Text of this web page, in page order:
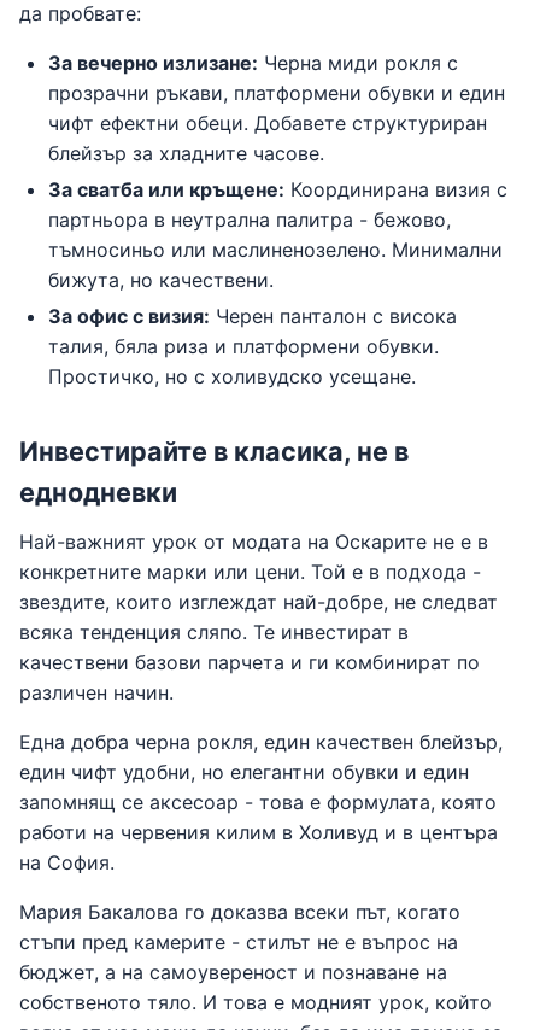
да пробвате:
За вечерно излизане: Черна миди рокля с
прозрачни ръкави, платформени обувки и един
чифт ефектни обеци. Добавете структуриран
блейзър за хладните часове.
За сватба или кръщене: Координирана визия с
партньора в неутрална палитра - бежово,
тъмносиньо или маслиненозелено. Минимални
бижута, но качествени.
За офис с визия: Черен панталон с висока
талия, бяла риза и платформени обувки.
Простичко, но с холивудско усещане.
Инвестирайте в класика, не в
еднодневки
Най-важният урок от модата на Оскарите не е в
конкретните марки или цени. Той е в подхода -
звездите, които изглеждат най-добре, не следват
всяка тенденция сляпо. Те инвестират в
качествени базови парчета и ги комбинират по
различен начин.
Една добра черна рокля, един качествен блейзър,
един чифт удобни, но елегантни обувки и един
запомнящ се аксесоар - това е формулата, която
работи на червения килим в Холивуд и в центъра
на София.
Мария Бакалова го доказва всеки път, когато
стъпи пред камерите - стилът не е въпрос на
бюджет, а на самоувереност и познаване на
собственото тяло. И това е модният урок, който